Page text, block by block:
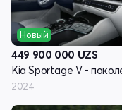
Новый
449 900 000 UZS
Kia Sportage V -
2024